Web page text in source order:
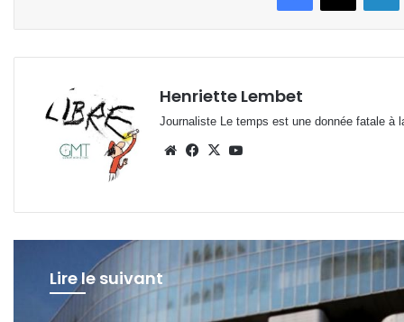
Henriette Lembet
Journaliste Le temps est une donnée fatale à
WebsiteFacebook
X
Lire le suivant